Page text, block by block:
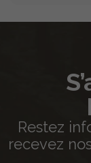
Restez
recevez